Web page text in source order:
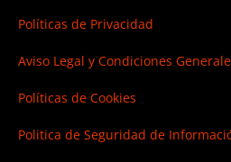
Políticas de Privacidad
Aviso Legal y Condiciones
Políticas de Cookies
Politica de Seguridad de